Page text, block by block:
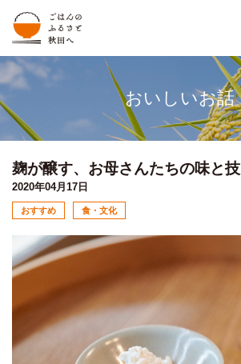
おいしいお話
麹が醸す、お母さんたちの味と技
2020年04月17日
おすすめ 食・文化